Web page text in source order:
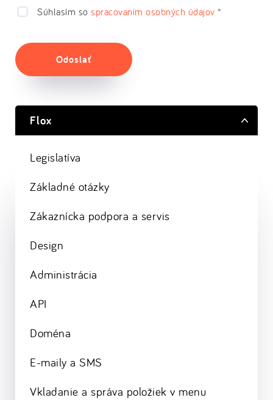
Súhlasím so spracovaním osobných údajov *
Odoslať
Flox
Legislatíva
Základné otázky
Zákaznícka podpora a servis
Design
Administrácia
API
Doména
E-maily a SMS
Vkladanie a správa položiek v menu